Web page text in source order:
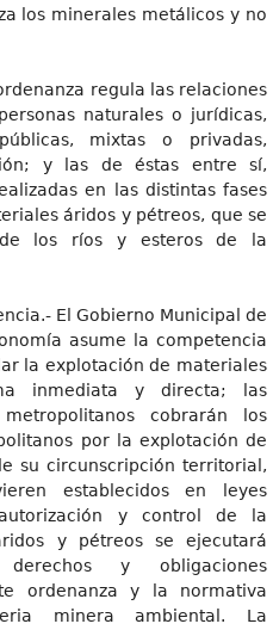
los minerales metálicos y no
regula las relaciones
naturales o jurídicas,
mixtas o privadas,
y las de éstas entre sí,
en las distintas fases
áridos y pétreos, que se
los ríos y esteros de la
El Gobierno Municipal de
asume la competencia
la explotación de materiales
inmediata y directa; las
cobrarán los
por la explotación de
su circunscripción territorial,
establecidos en leyes
y control de la
y pétreos se ejecutará
y obligaciones
ordenanza y la normativa
minera ambiental. La